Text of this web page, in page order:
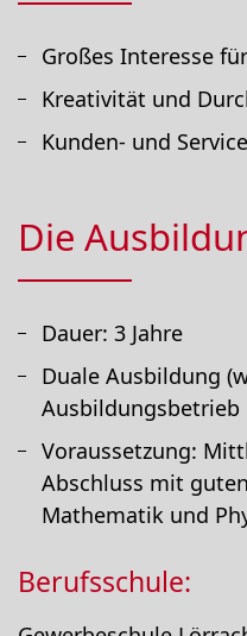
Großes Interesse
Kreativität und
Kunden- und
Die
Dauer: 3 Jahre
Duale Ausbildung
Ausbildungsbetrieb
Voraussetzung:
Abschluss mit
Mathematik und
Berufsschule: